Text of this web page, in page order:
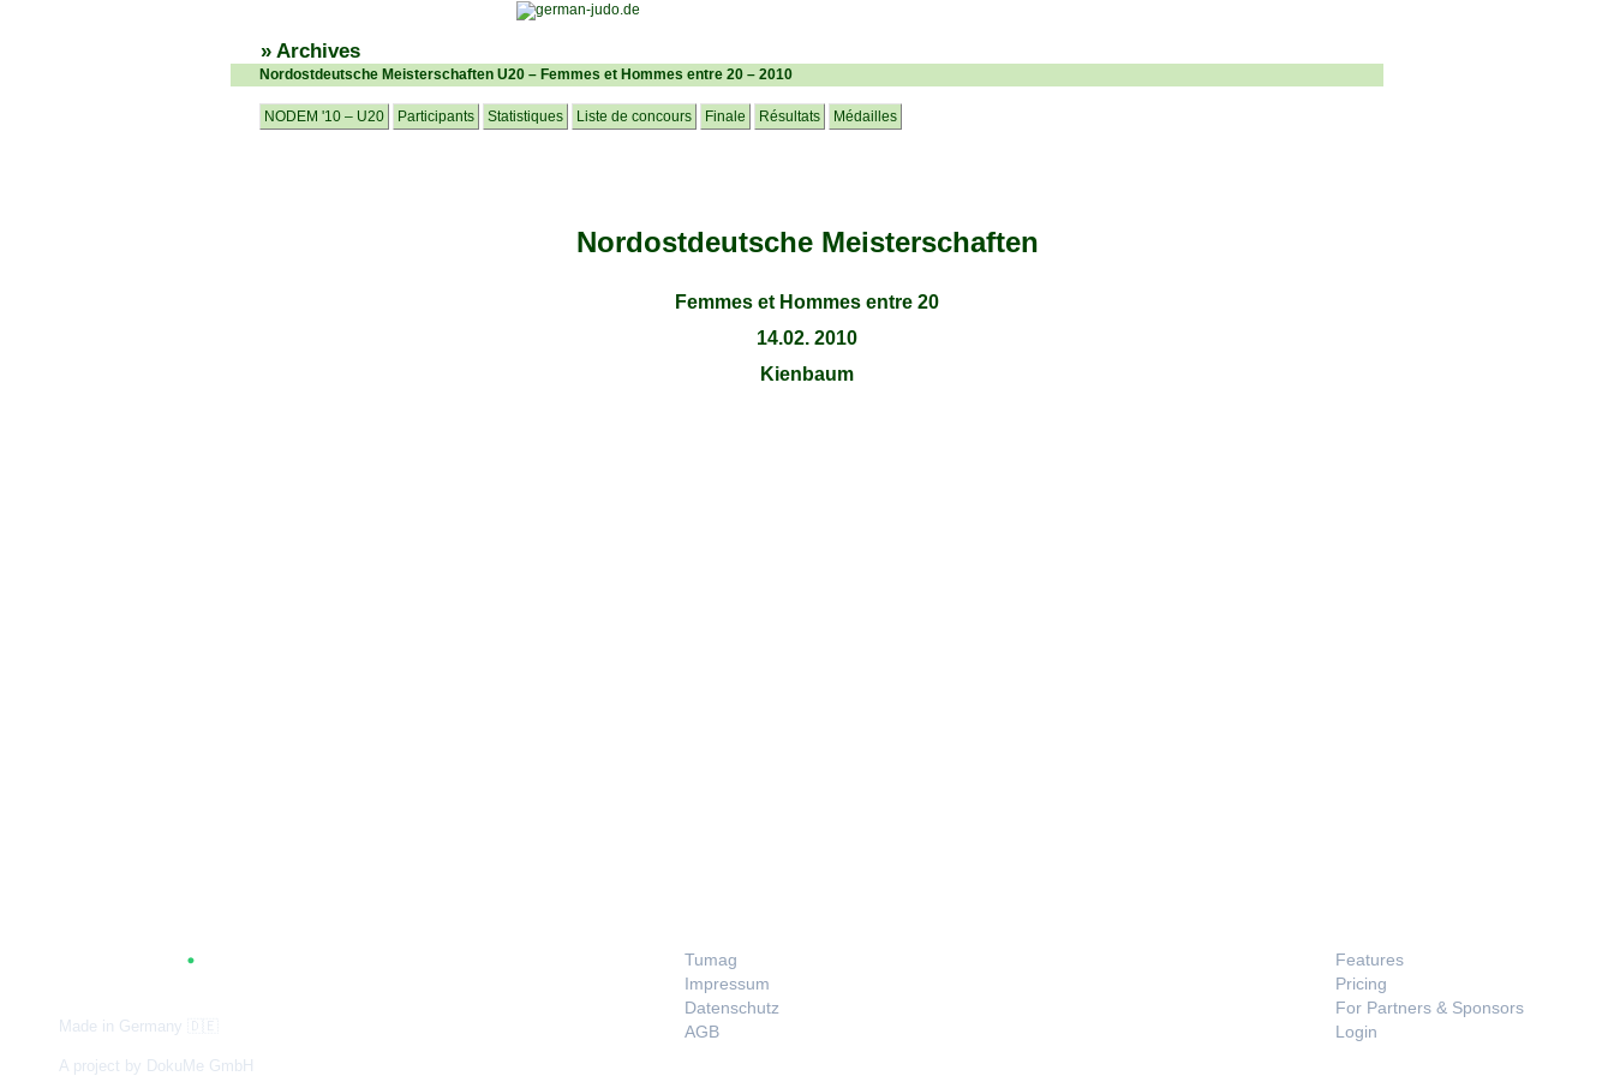
» Archives
Nordostdeutsche Meisterschaften U20 – Femmes et Hommes entre 20 – 2010
NODEM '10 – U20 Participants Statistiques Liste de concours Finale Résultats Médailles
Nordostdeutsche Meisterschaften
Femmes et Hommes entre 20
14.02. 2010
Kienbaum
.
Made in Germany 🇩🇪
A project by DokuMe GmbH
Tumag
Impressum
Datenschutz
AGB
Features
Pricing
For Partners & Sponsors
Login